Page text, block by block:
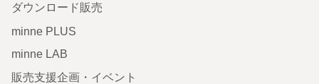
ダウンロード販売
minne PLUS
minne LAB
販売支援企画・イベント